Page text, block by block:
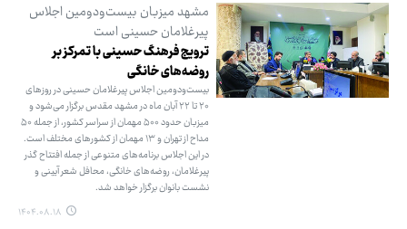
مشهد میزبان بیست‌ودومین اجلاس
پیرغلامان حسینی است
ترویج فرهنگ حسینی با تمرکز بر
روضه‌های خانگی
بیست‌ودومین اجلاس پیرغلامان حسینی در روزهای
۲۰ تا ۲۲ آبان ماه در مشهد مقدس برگزار می‌شود و
میزبان حدود ۵۰۰ مهمان از سراسر کشور، از جمله ۵۰
مداح از تهران و ۱۳ مهمان از کشورهای مختلف است.
در این اجلاس برنامه‌های متنوعی از جمله افتتاح گذر
پیرغلامان، روضه‌های خانگی، محافل شعر آیینی و
نشست بانوان برگزار خواهد شد.
۱۴۰۴.۰۸.۱۸